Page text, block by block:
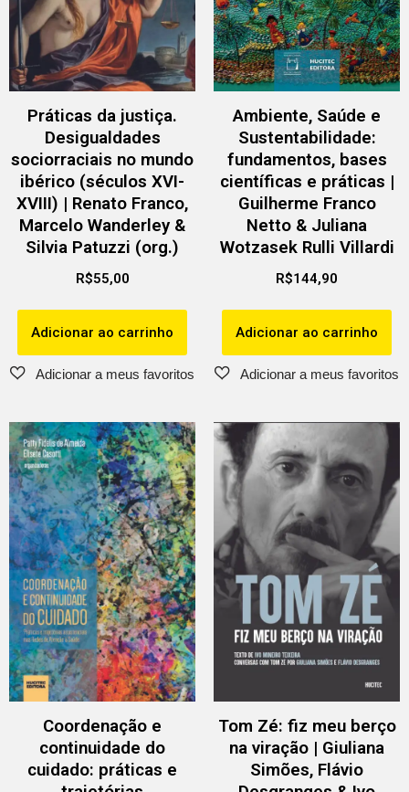
Práticas da justiça.
Desigualdades
sociorraciais no mundo
ibérico (séculos XVI-
XVIII) | Renato Franco,
Marcelo Wanderley &
Silvia Patuzzi (org.)
R$55,00
Adicionar ao carrinho
Ambiente, Saúde e
Sustentabilidade:
fundamentos, bases
científicas e práticas |
Guilherme Franco
Netto & Juliana
Wotzasek Rulli Villardi
R$144,90
Adicionar ao carrinho
Coordenação e
continuidade do
cuidado: práticas e
Tom Zé: fiz meu berço
na viração | Giuliana
Simões, Flávio